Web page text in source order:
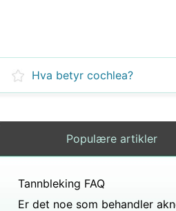
Hva betyr cochlea?
Populære artikler
Tannbleking FAQ